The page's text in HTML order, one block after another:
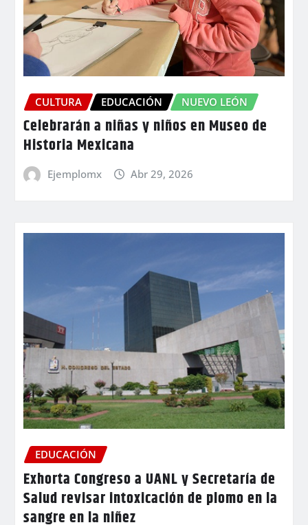
CULTURA EDUCACIÓN NUEVO LEÓN
Celebrarán a niñas y niños en Museo de
Historia Mexicana
Ejemplomx Abr 29, 2026
EDUCACIÓN
Exhorta Congreso a UANL y Secretaría de
Salud revisar intoxicación de plomo en la
sangre en la niñez